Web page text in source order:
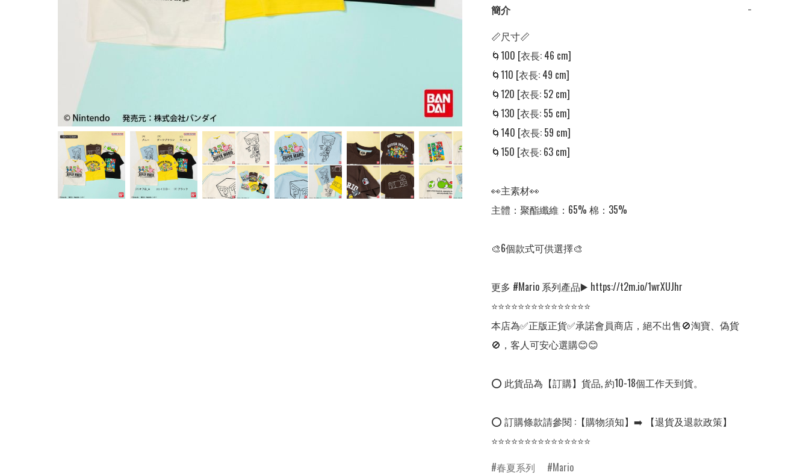
簡介
−
📏尺寸📏
🌀100 [衣長: 46 cm]
🌀110 [衣長: 49 cm]
🌀120 [衣長: 52 cm]
🌀130 [衣長: 55 cm]
🌀140 [衣長: 59 cm]
🌀150 [衣長: 63 cm]
👀主素材👀
主體：聚酯纖維：65% 棉：35%
🎨6個款式可供選擇🎨
更多 #Mario 系列產品▶️ https://t2m.io/1wrXUJhr
⭐⭐⭐⭐⭐⭐⭐⭐⭐⭐⭐⭐⭐⭐⭐
本店為✅正版正貨✅承諾會員商店，絕不出售🚫淘寶、偽貨
🚫，客人可安心選購😊😊
⭕ 此貨品為【訂購】貨品, 約10-18個工作天到貨。
⭕ 訂購條款請參閱 :【購物須知】➡️ 【退貨及退款政策】
⭐⭐⭐⭐⭐⭐⭐⭐⭐⭐⭐⭐⭐⭐⭐
春夏系列
Mario